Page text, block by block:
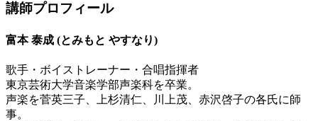
講師プロフィール
富本 泰成 (とみもと やすなり)
歌手・ボイストレーナー・合唱指揮者
東京芸術大学音楽学部声楽科を卒業。
声楽を菅英三子、上杉清仁、川上茂、赤沢啓子の各氏に師
事。